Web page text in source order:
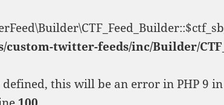
twitter-feeds/inc/Builder/
defined, this will be an error in PHP 9 in